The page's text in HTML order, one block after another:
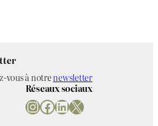
vous à notrenewsletter
Réseaux sociaux
InstagramFacebook LinkedIn X